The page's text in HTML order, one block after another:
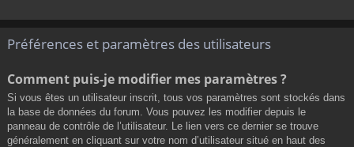
Préférences et paramètres des utilisateurs
Comment puis-je modifier mes paramètres ?
Si vous êtes un utilisateur inscrit, tous vos paramètres sont stockés dans
la base de données du forum. Vous pouvez les modifier depuis le
panneau de contrôle de l’utilisateur. Le lien vers ce dernier se trouve
généralement en cliquant sur votre nom d’utilisateur situé en haut des